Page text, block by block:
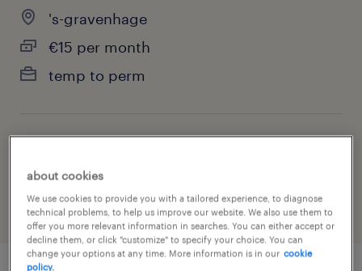
's-gravenhage
€15 per month
temp to perm
other
about cookies
We use cookies to provide you with a tailored experience, to diagnose
technical problems, to help us improve our website. We also use them to
offer you more relevant information in searches. You can either accept or
decline them, or click "customize" to specify your choice. You can
change your options at any time. More information is in our cookie
policy.